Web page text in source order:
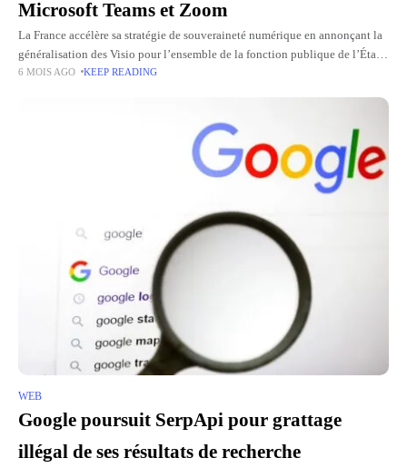
Microsoft Teams et Zoom
La France accélère sa stratégie de souveraineté numérique en annonçant la
généralisation des Visio pour l’ensemble de la fonction publique de l’État
d’ici 2027. Cette décision marque la fin programmée
6 MOIS AGO KEEP READING
WEB
Google poursuit SerpApi pour grattage
illégal de ses résultats de recherche